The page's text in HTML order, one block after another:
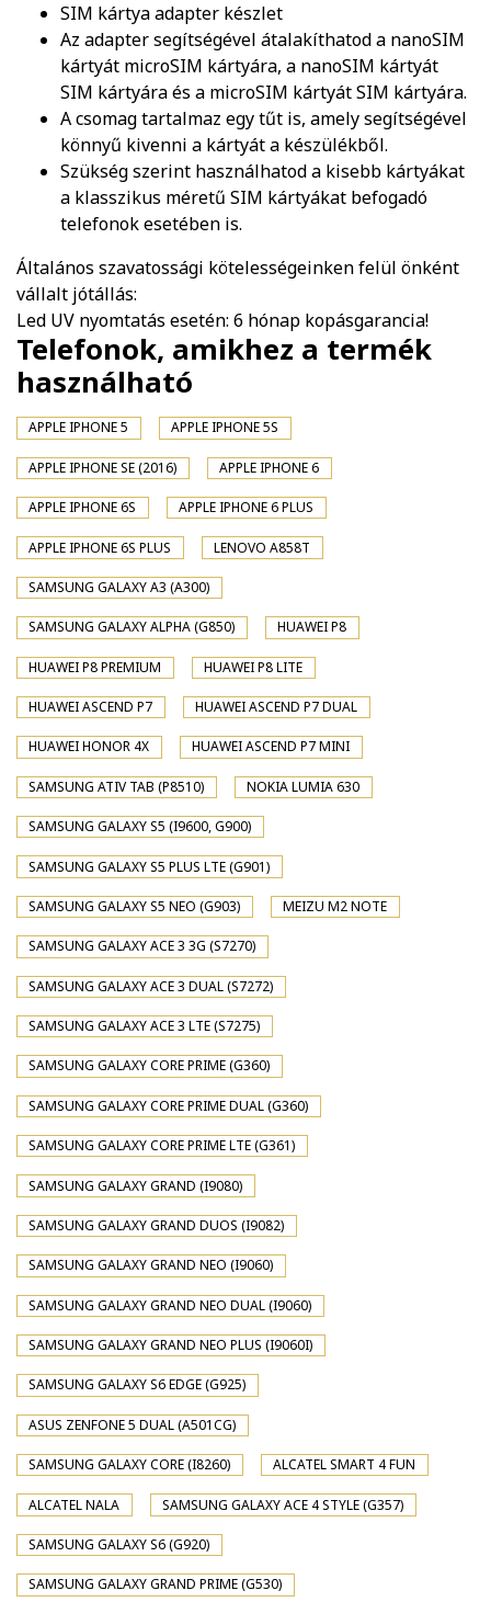
SIM kártya adapter készlet
Az adapter segítségével átalakíthatod a nanoSIM
kártyát microSIM kártyára, a nanoSIM kártyát
SIM kártyára és a microSIM kártyát SIM kártyára.
A csomag tartalmaz egy tűt is, amely segítségével
könnyű kivenni a kártyát a készülékből.
Szükség szerint használhatod a kisebb kártyákat
a klasszikus méretű SIM kártyákat befogadó
telefonok esetében is.
Általános szavatossági kötelességeinken felül önként
vállalt jótállás:
Led UV nyomtatás esetén: 6 hónap kopásgarancia!
Telefonok, amikhez a termék
használható
APPLE IPHONE 5 APPLE IPHONE 5S
APPLE IPHONE SE (2016) APPLE IPHONE 6
APPLE IPHONE 6S APPLE IPHONE 6 PLUS
APPLE IPHONE 6S PLUS LENOVO A858T
SAMSUNG GALAXY A3 (A300)
SAMSUNG GALAXY ALPHA (G850) HUAWEI P8
HUAWEI P8 PREMIUM HUAWEI P8 LITE
HUAWEI ASCEND P7 HUAWEI ASCEND P7 DUAL
HUAWEI HONOR 4X HUAWEI ASCEND P7 MINI
SAMSUNG ATIV TAB (P8510) NOKIA LUMIA 630
SAMSUNG GALAXY S5 (I9600, G900)
SAMSUNG GALAXY S5 PLUS LTE (G901)
SAMSUNG GALAXY S5 NEO (G903) MEIZU M2 NOTE
SAMSUNG GALAXY ACE 3 3G (S7270)
SAMSUNG GALAXY ACE 3 DUAL (S7272)
SAMSUNG GALAXY ACE 3 LTE (S7275)
SAMSUNG GALAXY CORE PRIME (G360)
SAMSUNG GALAXY CORE PRIME DUAL (G360)
SAMSUNG GALAXY CORE PRIME LTE (G361)
SAMSUNG GALAXY GRAND (I9080)
SAMSUNG GALAXY GRAND DUOS (I9082)
SAMSUNG GALAXY GRAND NEO (I9060)
SAMSUNG GALAXY GRAND NEO DUAL (I9060)
SAMSUNG GALAXY GRAND NEO PLUS (I9060I)
SAMSUNG GALAXY S6 EDGE (G925)
ASUS ZENFONE 5 DUAL (A501CG)
SAMSUNG GALAXY CORE (I8260) ALCATEL SMART 4 FUN
ALCATEL NALA SAMSUNG GALAXY ACE 4 STYLE (G357)
SAMSUNG GALAXY S6 (G920)
SAMSUNG GALAXY GRAND PRIME (G530)